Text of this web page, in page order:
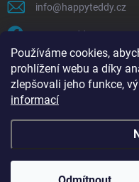
Používáme cookies,
prohlížení webu a díky
zlepšovali jeho funkce,
informací
info@happyteddy.cz
HappyTeddy
happyteddy.cz
Copyright 2026